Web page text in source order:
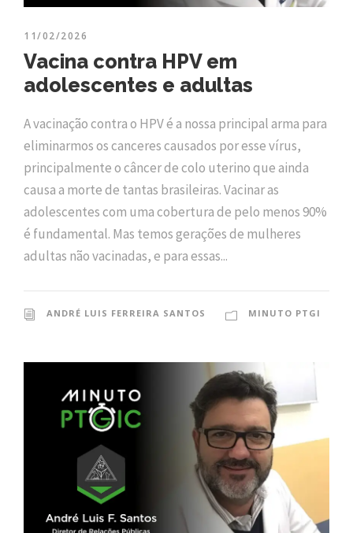
11/02/2026
Vacina contra HPV em
adolescentes e adultas
A vacinação contra o HPV é a nossa principal arma para
eliminarmos os canceres causados por esse vírus,
principalmente o câncer de colo uterino que ainda
causa a morte de tantas brasileiras. Vacinar as
adolescentes com uma cobertura de pelo menos 90%
é fundamental. Mas temos gerações de mulheres
adultas não vacinadas, e para essas...
ANDRÉ LUIS FERREIRA SANTOS MINUTO PTGI